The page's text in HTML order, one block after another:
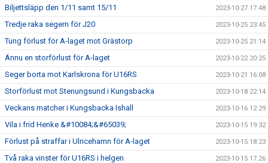
Biljettsläpp den 1/11 samt 15/11 2023-10-27 17:48
Tredje raka segern för J20 2023-10-25 23:45
Tung förlust för A-laget mot Grästorp 2023-10-25 21:14
Ännu en storförlust för A-laget 2023-10-22 20:25
Seger borta mot Karlskrona för U16RS 2023-10-21 16:08
Storförlust mot Stenungsund i Kungsbacka 2023-10-18 22:14
Veckans matcher i Kungsbacka Ishall 2023-10-16 12:29
Vila i frid Henke &#10084;&#65039; 2023-10-15 19:32
Förlust på straffar i Ulricehamn för A-laget 2023-10-15 18:23
Två raka vinster för U16RS i helgen 2023-10-15 17:26